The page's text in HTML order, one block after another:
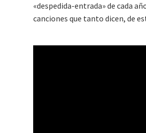
«despedida-entrada» de cada
canciones que tanto dicen, de